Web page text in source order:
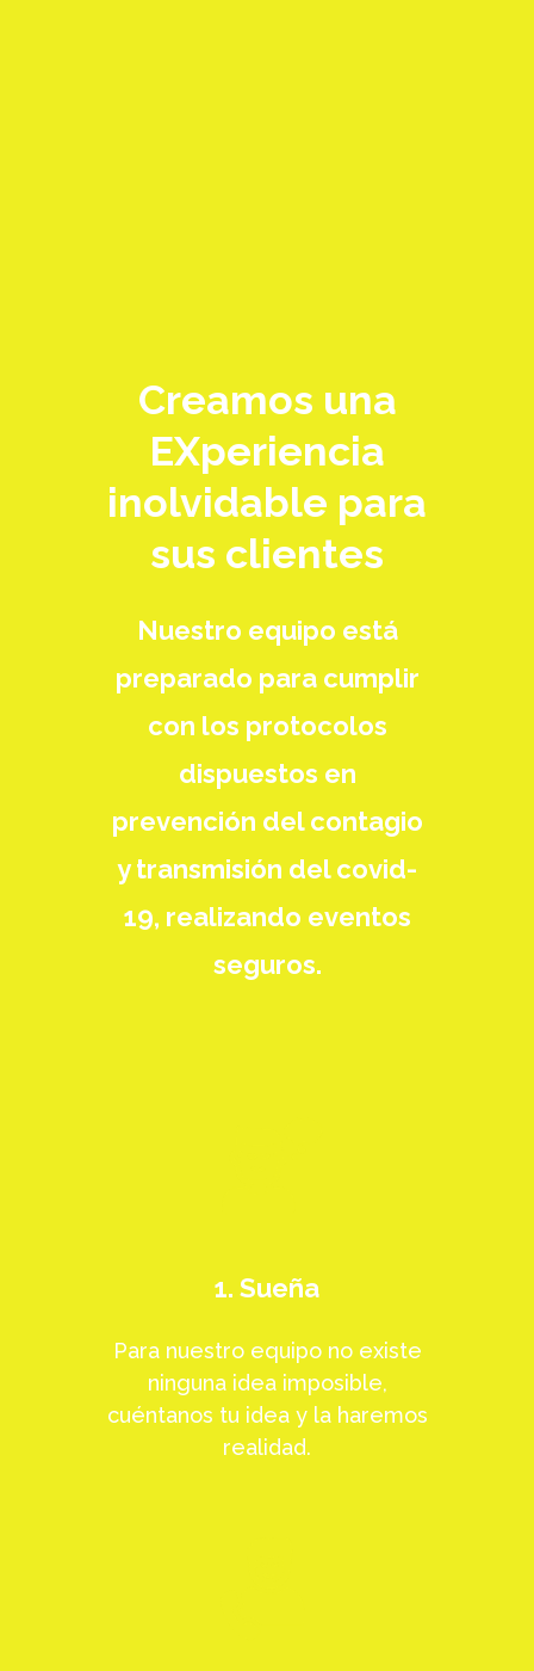
Creamos una
EXperiencia
inolvidable para
sus clientes
Nuestro equipo está
preparado para cumplir
con los protocolos
dispuestos en
prevención del contagio
y transmisión del covid-
19, realizando eventos
seguros.
1. Sueña
Para nuestro equipo no existe
ninguna idea imposible,
cuéntanos tu idea y la haremos
realidad.